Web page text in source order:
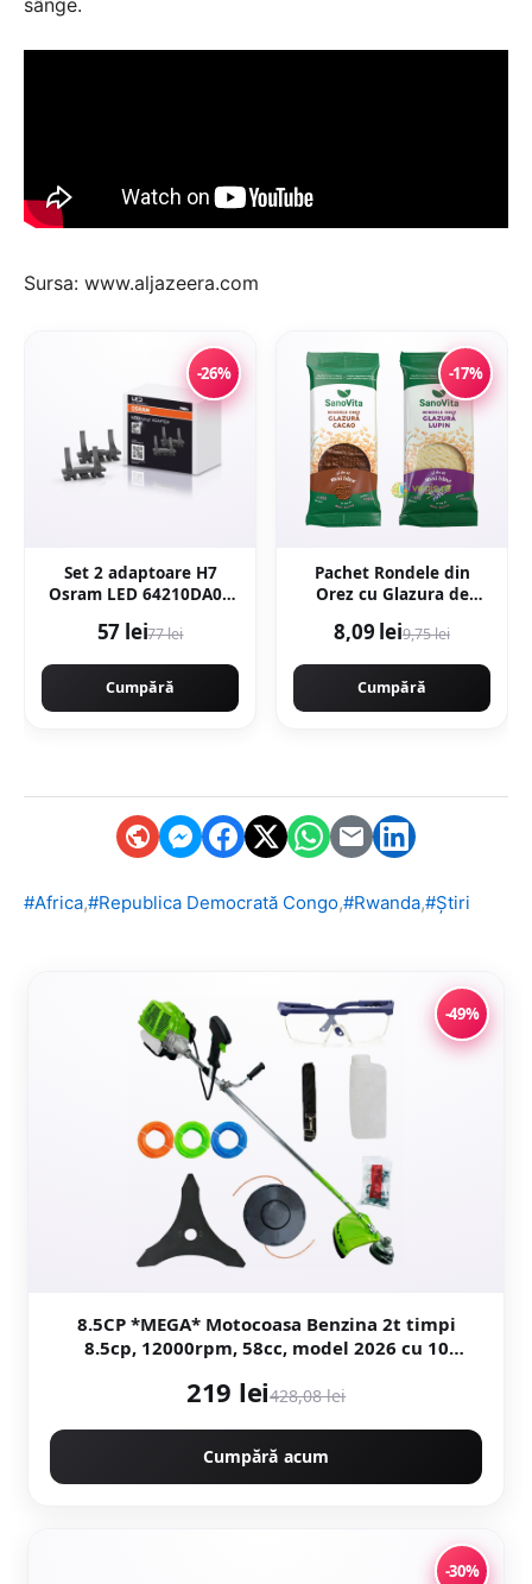
sânge.
Sursa: www.aljazeera.com
-26%
Set 2 adaptoare H7
Osram LED 64210DA04
57 lei77 lei
Cumpără
-17%
Pachet Rondele din
Orez cu Glazura de
Orez cu Glazura de
8,09 lei9,75 lei
Cumpără
#Africa,#Republica Democrată Congo,#Rwanda,#Știri
-49%
8.5CP *MEGA* Motocoasa Benzina 2t timpi
8.5cp, 12000rpm, 58cc, model 2026 cu 10
ItalianTech CMP1545
219 lei428,08 lei
Cumpără acum
-30%